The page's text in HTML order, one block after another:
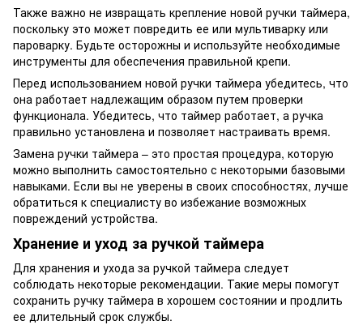
Также важно не извращать крепление новой ручки таймера,
поскольку это может повредить ее или мультиварку или
пароварку. Будьте осторожны и используйте необходимые
инструменты для обеспечения правильной крепи.
Перед использованием новой ручки таймера убедитесь, что
она работает надлежащим образом путем проверки
функционала. Убедитесь, что таймер работает, а ручка
правильно установлена ​​и позволяет настраивать время.
Замена ручки таймера – это простая процедура, которую
можно выполнить самостоятельно с некоторыми базовыми
навыками. Если вы не уверены в своих способностях, лучше
обратиться к специалисту во избежание возможных
повреждений устройства.
Хранение и уход за ручкой таймера
Для хранения и ухода за ручкой таймера следует
соблюдать некоторые рекомендации. Такие меры помогут
сохранить ручку таймера в хорошем состоянии и продлить
ее длительный срок службы.